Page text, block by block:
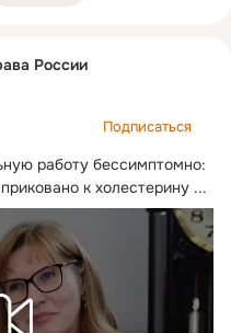
России
Подписаться
работу бессимптомно:
к холестерину ...